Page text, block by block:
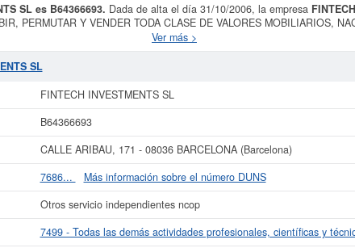
SL es B64366693. Dada de alta el día 31/10/2006, la empresa
PERMUTAR Y VENDER TODA CLASE DE VALORES MOBILIARIOS,
JURIDICA DE LA ENTIDAD EMISORA, POR CUENTA PROPIA Y SIN
actividades profesionales, científicas y técnicas n.c.o.p.. Esta empresa
ha sido el 19/06/2025, acumulando un total de 71 consultas. Si
FINTECH INVESTMENTS SLen el Registro Mercantil es Barcelona. Se
de la empresa FINTECH INVESTMENTS SL puede
los resultados de sus años de actividad, así como los balances y
La última actualización del informe de empresa se ha realizado el 18/04/2025.
Ver más >
SL
FINTECH INVESTMENTS SL
B64366693
CALLE ARIBAU, 171 - 08036 BARCELONA (Barcelona)
7686...
Más información sobre el número DUNS
Otros servicio independientes ncop
7499 - Todas las demás actividades profesionales, científicas y